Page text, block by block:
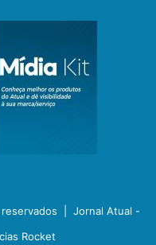
| Jornal Atual -
Rocket